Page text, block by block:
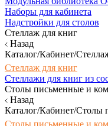
Наборы для кабинета
Надстройки для столов
Стеллаж для книг
Назад
Каталог/Кабинет/
Стеллаж для книг
Стеллажи для книг из
Столы письменные и
Назад
Каталог/Кабинет/Столы
Столы письменные и